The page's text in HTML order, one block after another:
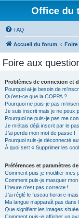
Office du
FAQ
Accueil du forum Foire
Foire aux
Problèmes de connexion et
Pourquoi ai-je besoin de
Qu’est-ce que la COPPA ?
Pourquoi ne puis-je pas
Je suis inscrit mais je ne peux
Pourquoi ne puis-je pas me
Je m’étais déjà inscrit par le
J’ai perdu mon mot de passe !
Pourquoi suis-je déconnecté
À quoi sert « Supprimer les
Préférences et paramètres
Comment puis-je modifier mes
Comment puis-je masquer
L’heure n’est pas correcte !
J’ai réglé le fuseau horaire
Ma langue n’apparaît pas dans
Que signifient les images
Comment puis-je afficher un